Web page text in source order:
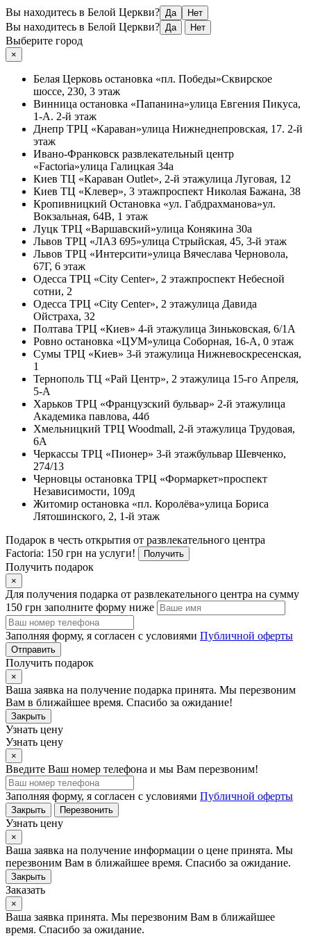
Вы находитесь в Белой Церкви? Да Нет
Вы находитесь в Белой Церкви? Да Нет
Выберите город
×
Белая Церковь остановка «пл. Победы»Сквирское
шоссе, 230, 3 этаж
Винница остановка «Папанина»улица Евгения Пикуса,
1-А. 2-й этаж
Днепр ТРЦ «Караван»улица Нижнеднепровская, 17. 2-й
этаж
Ивано-Франковск развлекательный центр
«Factoria»улица Галицкая 34а
Киев ТЦ «Караван Outlet», 2-й этажулица Луговая, 12
Киев ТЦ «Клевер», 3 этажпроспект Николая Бажана, 38
Кропивницкий Остановка «ул. Габдрахманова»ул.
Вокзальная, 64В, 1 этаж
Луцк ТРЦ «Варшавский»улица Конякина 30а
Львов ТРЦ «ЛАЗ 695»улица Стрыйская, 45, 3-й этаж
Львов ТРЦ «Интерсити»улица Вячеслава Черновола,
67Г, 6 этаж
Одесса ТРЦ «City Center», 2 этажпроспект Небесной
сотни, 2
Одесса ТРЦ «City Center», 2 этажулица Давида
Ойстраха, 32
Полтава ТРЦ «Киев» 4-й этажулица Зиньковская, 6/1А
Ровно остановка «ЦУМ»улица Соборная, 16-А, 0 этаж
Сумы ТРЦ «Киев» 3-й этажулица Нижневоскресенская,
1
Тернополь ТЦ «Рай Центр», 2 этажулица 15-го Апреля,
5-А
Харьков ТРЦ «Французский бульвар» 2-й этажулица
Академика павлова, 44б
Хмельницкий ТРЦ Woodmall, 2-й этажулица Трудовая,
6А
Черкассы ТРЦ «Пионер» 3-й этажбульвар Шевченко,
274/13
Черновцы остановка ТРЦ «Формаркет»проспект
Независимости, 109д
Житомир остановка «пл. Королёва»улица Бориса
Лятошинского, 2, 1-й этаж
Подарок в честь открытия от развлекательного центра
Factoria: 150 грн на услуги!
Получить
Получить подарок
×
Для получения подарка от развлекательного центра на сумму
150 грн заполните форму ниже
Заполняя форму, я согласен с условиями Публичной оферты
Отправить
Получить подарок
×
Ваша заявка на получение подарка принята. Мы перезвоним
Вам в ближайшее время. Спасибо за ожидание!
Закрыть
Узнать цену
Узнать цену
×
Введите Ваш номер телефона и мы Вам перезвоним!
Заполняя форму, я согласен с условиями Публичной оферты
Закрыть Перезвонить
Узнать цену
×
Ваша заявка на получение информации о цене принята. Мы
перезвоним Вам в ближайшее время. Спасибо за ожидание.
Закрыть
Заказать
×
Ваша заявка принята. Мы перезвоним Вам в ближайшее
время. Спасибо за ожидание.